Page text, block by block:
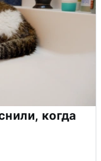
когда